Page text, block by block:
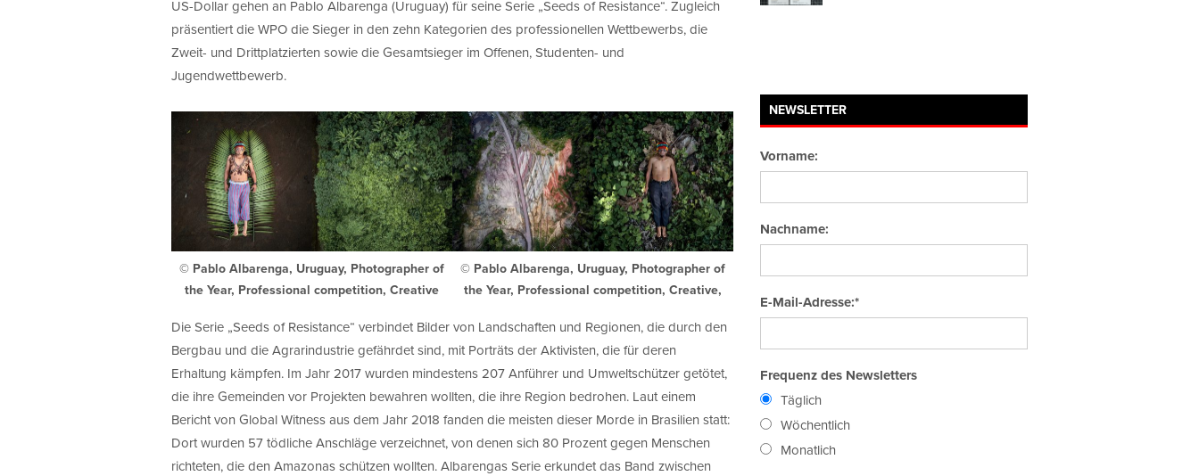
US-Dollar gehen an Pablo Albarenga (Uruguay) für seine Serie „Seeds of Resistance“. Zugleich
präsentiert die WPO die Sieger in den zehn Kategorien des professionellen Wettbewerbs, die
Zweit- und Drittplatzierten sowie die Gesamtsieger im Offenen, Studenten- und
Jugendwettbewerb.
© Pablo Albarenga, Uruguay, Photographer of
the Year, Professional competition, Creative
© Pablo Albarenga, Uruguay, Photographer of
the Year, Professional competition, Creative,
Die Serie „Seeds of Resistance“ verbindet Bilder von Landschaften und Regionen, die durch den
Bergbau und die Agrarindustrie gefährdet sind, mit Porträts der Aktivisten, die für deren
Erhaltung kämpfen. Im Jahr 2017 wurden mindestens 207 Anführer und Umweltschützer getötet,
die ihre Gemeinden vor Projekten bewahren wollten, die ihre Region bedrohen. Laut einem
Bericht von Global Witness aus dem Jahr 2018 fanden die meisten dieser Morde in Brasilien statt:
Dort wurden 57 tödliche Anschläge verzeichnet, von denen sich 80 Prozent gegen Menschen
richteten, die den Amazonas schützen wollten. Albarengas Serie erkundet das Band zwischen
NEWSLETTER
Vorname:
Nachname:
E-Mail-Adresse:*
Frequenz des Newsletters
Täglich
Wöchentlich
Monatlich